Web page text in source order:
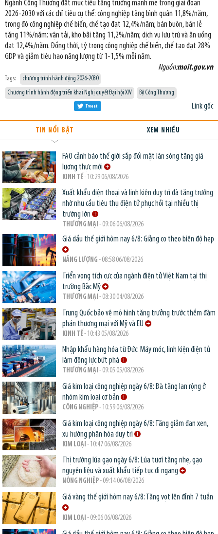
Ngành Công Thương đặt mục tiêu tăng trưởng mạnh mẽ trong giai đoạn
2026-2030 với các chỉ tiêu cụ thể: công nghiệp tăng bình quân 11,8%/năm,
trong đó công nghiệp chế biến, chế tạo đạt 12,4%/năm; bán buôn, bán lẻ
tăng 11%/năm; vận tải, kho bãi tăng 11,2%/năm; dịch vụ lưu trú và ăn uống
đạt 12,4%/năm. Đồng thời, tỷ trọng công nghiệp chế biến, chế tạo đạt 28%
GDP và giảm tiêu hao năng lượng từ 1-1,5% mỗi năm.
Nguồn:moit.gov.vn
Tags:
chương trình hành động 2026-2030
Chương trình hành động triển khai Nghị quyết Đại hội XIV
Bộ Công Thương
Link gốc
Tweet
TIN NỔI BẬT XEM NHIỀU
FAO cảnh báo thế giới sắp đối mặt làn sóng tăng giá
lương thực mới
KINH TẾ- 10:29 06/08/2026
Xuất khẩu điện thoại và linh kiện duy trì đà tăng trưởng
nhờ nhu cầu tiêu thụ điện tử phục hồi tại nhiều thị
trường lớn
THƯƠNG MẠI - 09:06 06/08/2026
Giá dầu thế giới hôm nay 6/8: Giằng co theo biên độ hẹp
NĂNG LƯỢNG - 08:58 06/08/2026
Triển vọng tích cực của ngành điện tử Việt Nam tại thị
trường Bắc Mỹ
THƯƠNG MẠI - 08:30 04/08/2026
Trung Quốc bảo vệ mô hình tăng trưởng trước thềm đàm
phán thương mại với Mỹ và EU
KINH TẾ- 10:43 05/08/2026
Nhập khẩu hàng hóa từ Đức: Máy móc, linh kiện điện tử
làm động lực bứt phá
THƯƠNG MẠI - 09:05 05/08/2026
Giá kim loại công nghiệp ngày 6/8: Đà tăng lan rộng ở
nhóm kim loại cơ bản
CÔNG NGHIỆP- 10:59 06/08/2026
Giá kim loại công nghiệp ngày 6/8: Tăng giảm đan xen,
xu hướng phân hóa duy trì
KIM LOẠI - 10:47 06/08/2026
Thị trường lúa gạo ngày 6/8: Lúa tươi tăng nhẹ, gạo
nguyên liệu và xuất khẩu tiếp tục đi ngang
NÔNG NGHIỆP- 09:14 06/08/2026
Giá vàng thế giới hôm nay 6/8: Tăng vọt lên đỉnh 7 tuần
KIM LOẠI - 09:06 06/08/2026